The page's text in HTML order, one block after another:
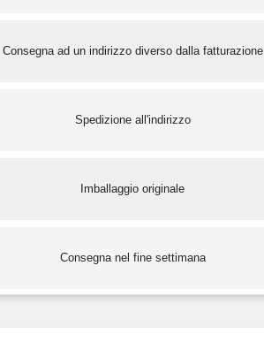
Consegna ad un indirizzo diverso dalla fatturazione
Spedizione all'indirizzo
Imballaggio originale
Consegna nel fine settimana